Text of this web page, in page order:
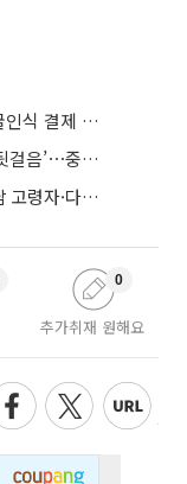
가입 문턱 낮추는 토스 페이스페이⋯얼굴인식 결제 확산 속도낸다
5대 은행, 상반기 9조 벌었지만 ‘건전성 뒷걸음’⋯중기대출 문턱 높아지나
세제 개편에 복잡해진 자산가 셈법⋯강남 고령자·다주택자 ‘자산재편 고심’
추가취재 원해요
0